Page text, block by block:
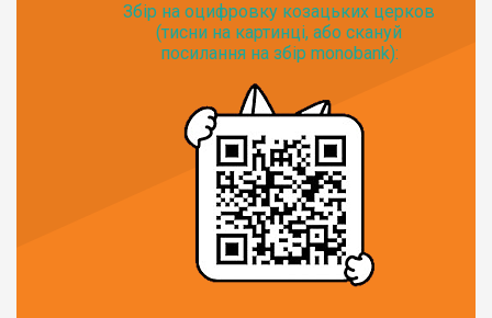
Збір на оцифровку козацьких церков
(тисни на картинці, або скануй
посилання на збір monobank):